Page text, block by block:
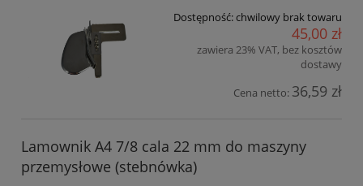
Dostępność:chwilowy brak towaru
45,00 zł
zawiera 23% VAT, bez kosztów
dostawy
Cena netto: 36,59 zł
Lamownik A4 7/8 cala 22 mm do maszyny
przemysłowe (stebnówka)